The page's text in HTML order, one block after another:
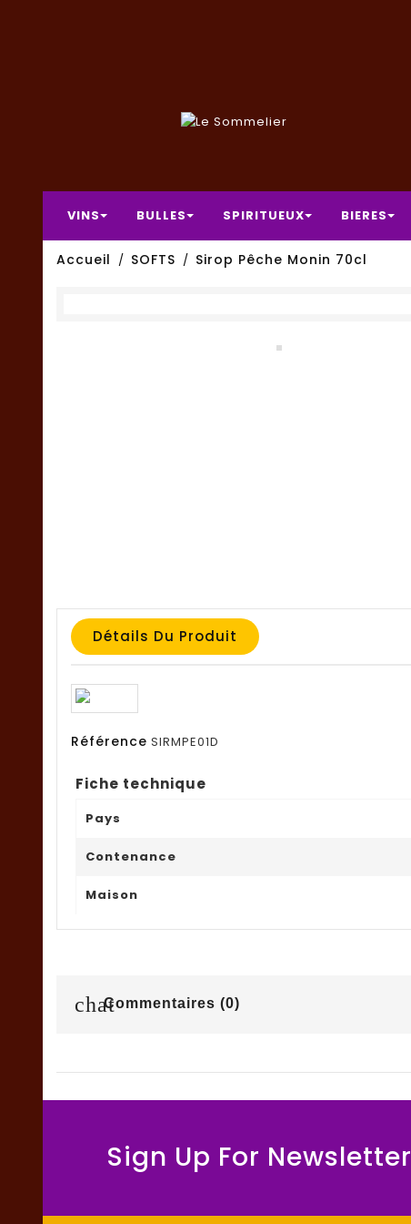
VINS BULLES SPIRITUEUX BIERES
Accueil SOFTS Sirop Pêche Monin 70cl
Détails Du Produit
Référence SIRMPE01D
Fiche technique
Pays
Contenance
Maison
chatCommentaires (0)
Sign Up For Newsletter